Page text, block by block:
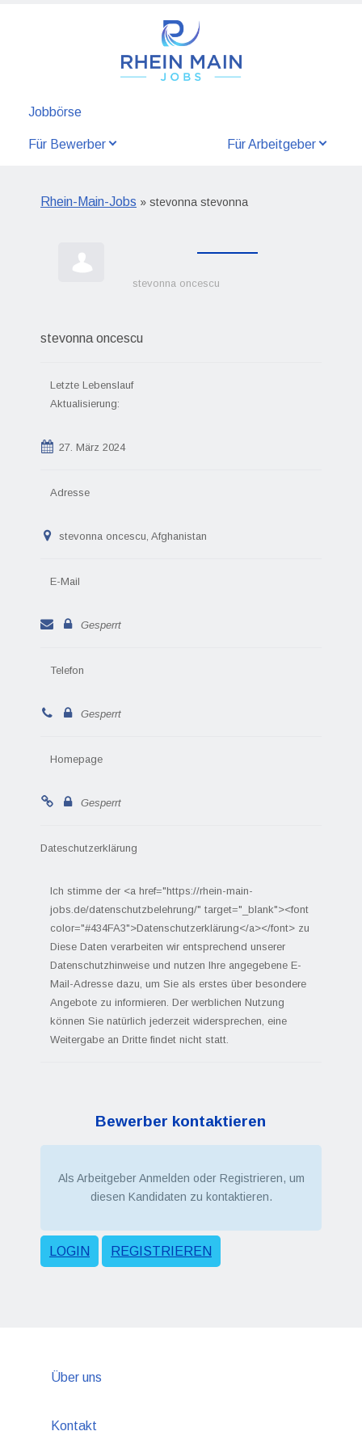
Jobbörse
Für Bewerber Für Arbeitgeber
Rhein-Main-Jobs » stevonna stevonna
stevonna oncescu
stevonna oncescu
Letzte Lebenslauf
Aktualisierung:
27. März 2024
Adresse
stevonna oncescu, Afghanistan
E-Mail
Gesperrt
Telefon
Gesperrt
Homepage
Gesperrt
Dateschutzerklärung
Ich stimme der <a href="https://rhein-main-
jobs.de/datenschutzbelehrung/" target="_blank"><font
color="#434FA3">Datenschutzerklärung</a></font> zu
Diese Daten verarbeiten wir entsprechend unserer
Datenschutzhinweise und nutzen Ihre angegebene E-
Mail-Adresse dazu, um Sie als erstes über besondere
Angebote zu informieren. Der werblichen Nutzung
können Sie natürlich jederzeit widersprechen, eine
Weitergabe an Dritte findet nicht statt.
Bewerber kontaktieren
Als Arbeitgeber Anmelden oder Registrieren, um
diesen Kandidaten zu kontaktieren.
LOGIN REGISTRIEREN
Über uns
Kontakt